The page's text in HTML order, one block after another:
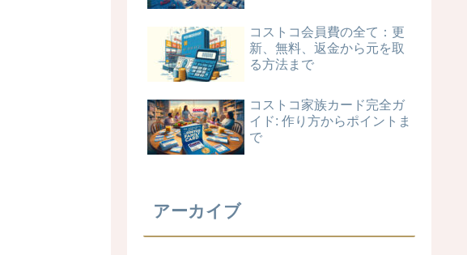
コストコ会員費の全て：更
新、無料、返金から元を取
る方法まで
コストコ家族カード完全ガ
イド: 作り方からポイントま
で
アーカイブ